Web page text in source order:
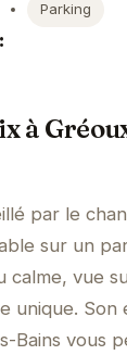
Parking
à
par le
sur un
calme, vue
unique. Son
Bains vous